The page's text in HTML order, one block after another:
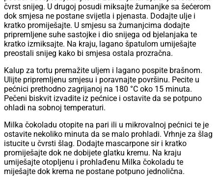
čvrst snijeg. U drugoj posudi miksajte žumanjke sa šećerom
dok smjesa ne postane svijetla i pjenasta. Dodajte ulje i
kratko promiješajte. U smjesu sa žumanjcima dodajte
pripremljene suhe sastojke i dio snijega od bjelanjaka te
kratko izmiksajte. Na kraju, lagano špatulom umiješajte
preostali snijeg kako bi smjesa ostala prozračna.
Kalup za tortu premažite uljem i lagano pospite brašnom.
Ulijte pripremljenu smjesu i poravnajte površinu. Pecite u
pećnici prethodno zagrijanoj na 180 °C oko 15 minuta.
Pečeni biskvit izvadite iz pećnice i ostavite da se potpuno
ohladi na sobnoj temperaturi.
Milka čokoladu otopite na pari ili u mikrovalnoj pećnici te je
ostavite nekoliko minuta da se malo prohladi. Vrhnje za šlag
istucite u čvrsti šlag. Dodajte mascarpone sir i kratko
promiješajte dok ne dobijete glatku kremu. Na kraju
umiješajte otopljenu i prohlađenu Milka čokoladu te
miješajte dok krema ne postane potpuno jednolična.